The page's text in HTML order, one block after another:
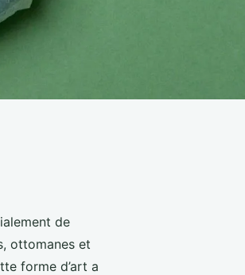
de
ottomanes et
forme d’art a